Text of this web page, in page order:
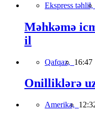
Ekspress təhlil,
Məhkəmə
il
Qafqaz, 16:47
Onilliklərə
Amerika,